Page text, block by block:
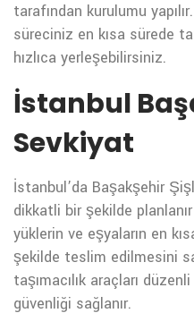
tarafından kurulumu
süreciniz en kısa sürede
hızlıca yerleşebilirsiniz.
İstanbul
Sevkiyat
İstanbul’da Başakşehir
dikkatli bir şekilde
yüklerin ve eşyaların en
şekilde teslim edilmesini
taşımacılık araçları
güvenliği sağlanır.